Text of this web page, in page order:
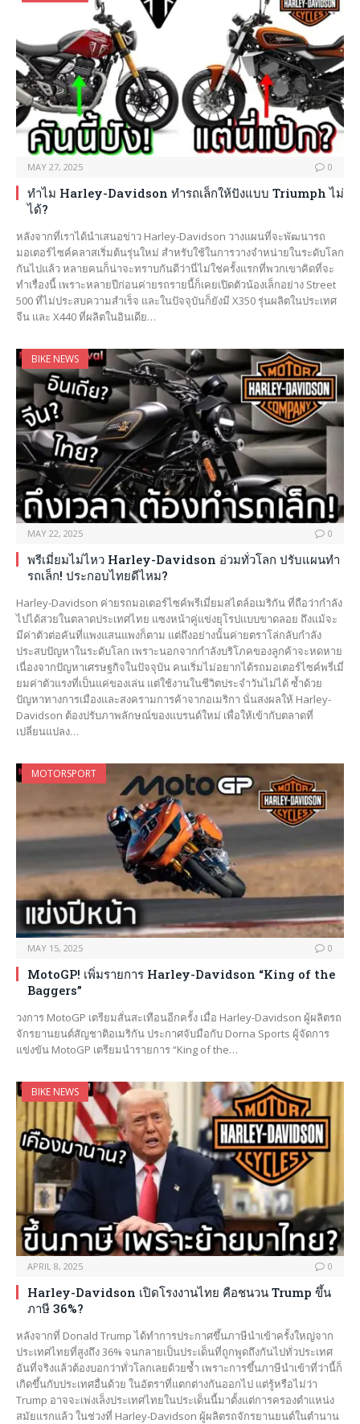
MAY 27, 2025 0
ทำไม Harley-Davidson ทำรถเล็กให้ปังแบบ Triumph ไม่
ได้?
หลังจากที่เราได้นำเสนอข่าว Harley-Davidson วางแผนที่จะพัฒนารถ
มอเตอร์ไซค์คลาสเริ่มต้นรุ่นใหม่ สำหรับใช้ในการวางจำหน่ายในระดับโลก
กันไปแล้ว หลายคนก็น่าจะทราบกันดีว่านี่ไม่ใช่ครั้งแรกที่พวกเขาคิดที่จะ
ทำเรื่องนี้ เพราะหลายปีก่อนค่ายรถรายนี้ก็เคยเปิดตัวน้องเล็กอย่าง Street
500 ที่ไม่ประสบความสำเร็จ และในปัจจุบันก็ยังมี X350 รุ่นผลิตในประเทศ
จีน และ X440 ที่ผลิตในอินเดีย…
BIKE NEWS
MAY 22, 2025 0
พรีเมี่ยมไม่ไหว Harley-Davidson อ่วมทั่วโลก ปรับแผนทำ
รถเล็ก! ประกอบไทยดีไหม?
Harley-Davidson ค่ายรถมอเตอร์ไซค์พรีเมี่ยมสไตล์อเมริกัน ที่ถือว่ากำลัง
ไปได้สวยในตลาดประเทศไทย แซงหน้าคู่แข่งยุโรปแบบขาดลอย ถึงแม้จะ
มีค่าตัวต่อคันที่แพงแสนแพงก็ตาม แต่ถึงอย่างนั้นค่ายตราโล่กลับกำลัง
ประสบปัญหาในระดับโลก เพราะนอกจากกำลังบริโภคของลูกค้าจะหดหาย
เนื่องจากปัญหาเศรษฐกิจในปัจจุบัน คนเริ่มไม่อยากได้รถมอเตอร์ไซค์พรี่เมี่
ยมค่าตัวแรงที่เป็นแค่ของเล่น แต่ใช้งานในชีวิตประจำวันไม่ได้ ซ้ำด้วย
ปัญหาทางการเมืองและสงครามการค้าจากอเมริกา นั่นสงผลให้ Harley-
Davidson ต้องปรับภาพลักษณ์ของแบรนด์ใหม่ เพื่อให้เข้ากับตลาดที่
เปลี่ยนแปลง…
MOTORSPORT
MAY 15, 2025 0
MotoGP! เพิ่มรายการ Harley-Davidson “King of the
Baggers”
วงการ MotoGP เตรียมสั่นสะเทือนอีกครั้ง เมื่อ Harley-Davidson ผู้ผลิตรถ
จักรยานยนต์สัญชาติอเมริกัน ประกาศจับมือกับ Dorna Sports ผู้จัดการ
แข่งขัน MotoGP เตรียมนำรายการ “King of the…
BIKE NEWS
APRIL 8, 2025 0
Harley-Davidson เปิดโรงงานไทย คือชนวน Trump ขึ้น
ภาษี 36%?
หลังจากที่ Donald Trump ได้ทำการประกาศขึ้นภาษีนำเข้าครั้งใหญ่จาก
ประเทศไทยที่สูงถึง 36% จนกลายเป็นประเด็นที่ถูกพูดถึงกันไปทั่วประเทศ
อันที่จริงแล้วต้องบอกว่าทั่วโลกเลยด้วยซ้ำ เพราะการขึ้นภาษีนำเข้าที่ว่านี้ก็
เกิดขึ้นกับประเทศอื่นด้วย ในอัตราที่แตกต่างกันออกไป แต่รู้หรือไม่ว่า
Trump อาจจะเพ่งเล็งประเทศไทยในประเด็นนี้มาตั้งแต่การครองตำแหน่ง
สมัยแรกแล้ว ในช่วงที่ Harley-Davidson ผู้ผลิตรถจักรยานยนต์ในตำนาน